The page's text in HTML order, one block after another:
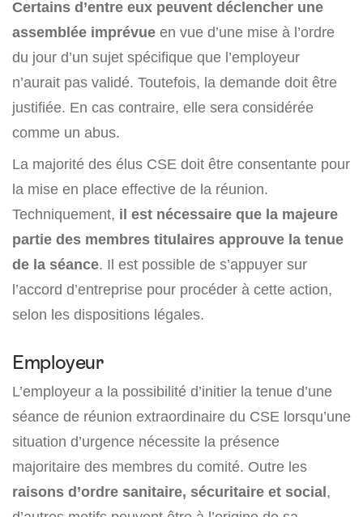
Certains d’entre eux peuvent déclencher une
assemblée imprévue en vue d’une mise à l’ordre
du jour d’un sujet spécifique que l’employeur
n’aurait pas validé. Toutefois, la demande doit être
justifiée. En cas contraire, elle sera considérée
comme un abus.
La majorité des élus CSE doit être consentante pour
la mise en place effective de la réunion.
Techniquement, il est nécessaire que la majeure
partie des membres titulaires approuve la tenue
de la séance. Il est possible de s’appuyer sur
l’accord d’entreprise pour procéder à cette action,
selon les dispositions légales.
Employeur
L’employeur a la possibilité d’initier la tenue d’une
séance de réunion extraordinaire du CSE lorsqu’une
situation d’urgence nécessite la présence
majoritaire des membres du comité. Outre les
raisons d’ordre sanitaire, sécuritaire et social,